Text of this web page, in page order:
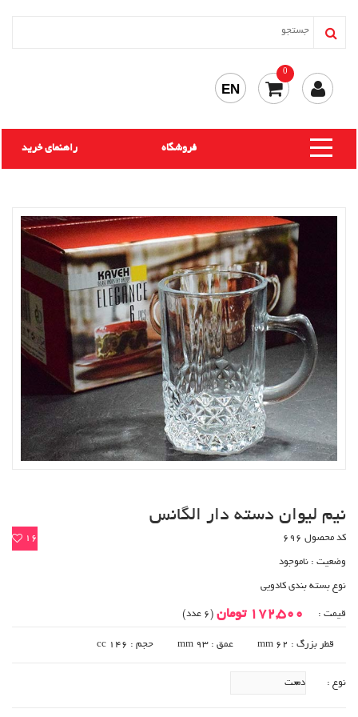
0
EN
راهنمای خرید فروشگاه
نیم لیوان دسته دار الگانس
16 کد محصول 696
وضعیت : ناموجود
نوع بسته بندی کادویی
قیمت : 172,500 تومان (6 عدد)
قطر بزرگ : 62 mm عمق : 93 mm حجم : 146 cc
نوع :